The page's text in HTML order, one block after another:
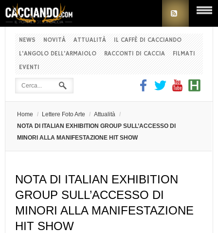
NEWS NOVITÀ ATTUALITÀ
IL CAFFÈ DI CACCIANDO
L'ANGOLO DELL'ARMAIOLO
RACCONTI DI CACCIA
FILMATI
EVENTI
Home / Lettere Foto Arte / Attualità /
NOTA DI ITALIAN EXHIBITION GROUP SULL’ACCESSO DI
MINORI ALLA MANIFESTAZIONE HIT SHOW
NOTA DI ITALIAN EXHIBITION
GROUP SULL’ACCESSO DI
MINORI ALLA MANIFESTAZIONE
HIT SHOW